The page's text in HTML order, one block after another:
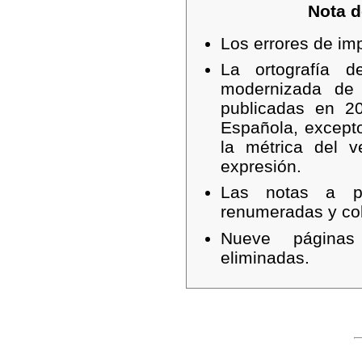
Nota
Los errores de
La ortografía
modernizada
publicadas en
Española,
la métrica del
expresión.
Las notas a
renumeradas y
Nueve
eliminadas.